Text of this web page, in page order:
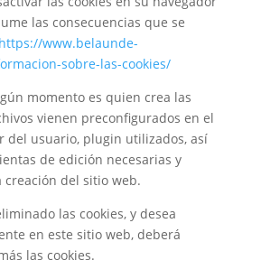
las consecuencias que se
https://www.belaunde-
sobre-las-cookies/
momento es quien crea las
vienen preconfigurados en el
del usuario, plugin utilizados, así
de edición necesarias y
del sitio web.
las cookies, y desea
en este sitio web, deberá
las cookies.